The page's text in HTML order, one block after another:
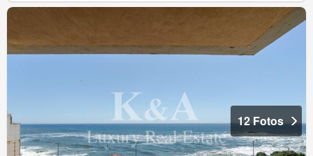
12 Fotos